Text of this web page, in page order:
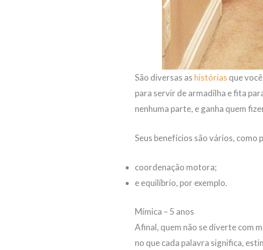
São diversas as histórias que
para servir de armadilha e fita
nenhuma parte, e ganha quem
Seus benefícios são vários, como
coordenação motora;
e equilíbrio, por exemplo.
Mímica – 5 anos
Afinal, quem não se diverte com
no que cada palavra significa,